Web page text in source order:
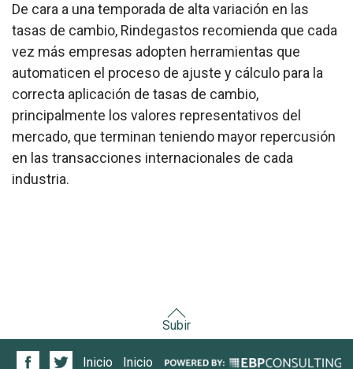
De cara a una temporada de alta variación en las
tasas de cambio, Rindegastos recomienda que cada
vez más empresas adopten herramientas que
automaticen el proceso de ajuste y cálculo para la
correcta aplicación de tasas de cambio,
principalmente los valores representativos del
mercado, que terminan teniendo mayor repercusión
en las transacciones internacionales de cada
industria.
Subir
Inicio Inicio